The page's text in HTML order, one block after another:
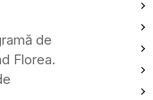
de
Florea.